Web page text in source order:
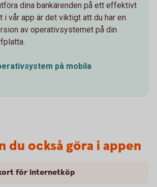
dina bankärenden på ett effektivt
i vår app är det viktigt att du har en
av operativsystemet på din
på mobila
du också göra i appen
för internetköp